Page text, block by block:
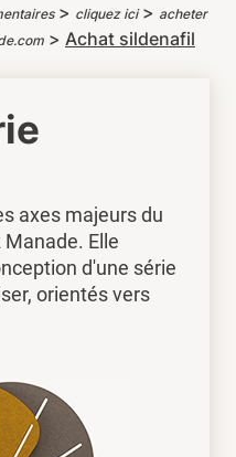
> cliquez ici> acheter
> Achat sildenafil
axes majeurs du
Elle
d'une série
orientés vers